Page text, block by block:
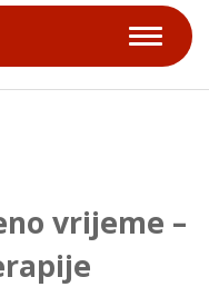
vrijeme –